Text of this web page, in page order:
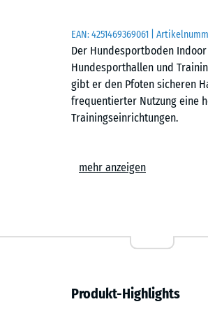
EAN:4251469369061 |
Der Hundesportboden
Hundesporthallen und
gibt er den Pfoten sicheren
frequentierter Nutzung eine
Trainingseinrichtungen.
austauschen oder ergänzen.
mehr anzeigen
Produkt-Highlights